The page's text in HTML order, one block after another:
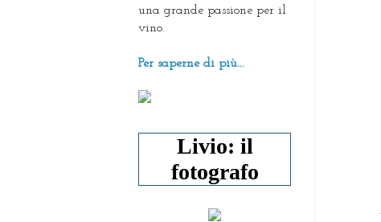
una grande passione per il
vino.
Per saperne di più...
Livio: il
fotografo